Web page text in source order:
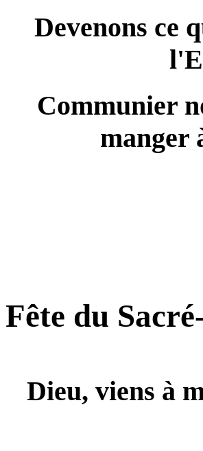
Devenons ce
Communier
manger
Fête du
Dieu, viens à